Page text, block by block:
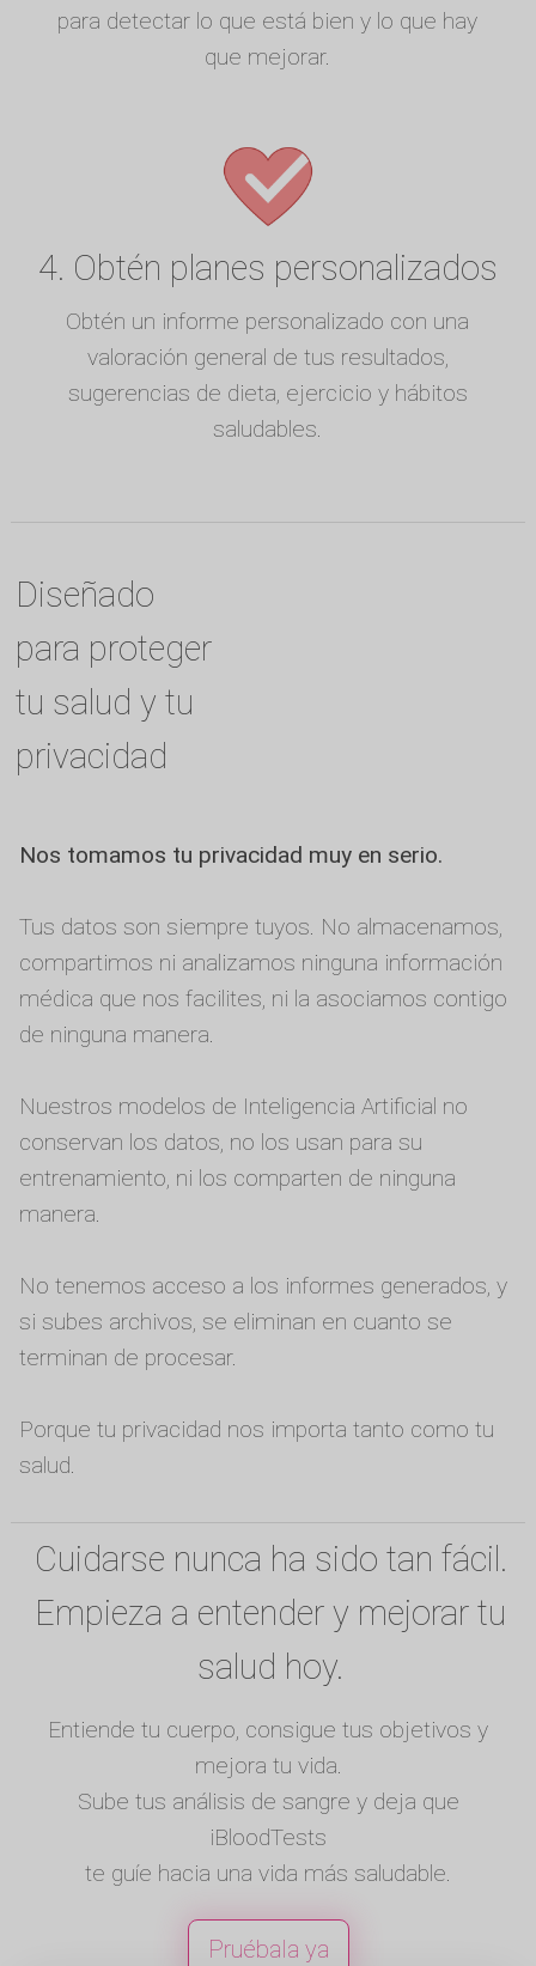
para detectar lo que está bien y lo que hay
que mejorar.
4. Obtén planes personalizados
Obtén un informe personalizado con una
valoración general de tus resultados,
sugerencias de dieta, ejercicio y hábitos
saludables.
Diseñado
para proteger
tu salud y tu
privacidad
Nos tomamos tu privacidad muy en serio.
Tus datos son siempre tuyos. No almacenamos,
compartimos ni analizamos ninguna información
médica que nos facilites, ni la asociamos contigo
de ninguna manera.
Nuestros modelos de Inteligencia Artificial no
conservan los datos, no los usan para su
entrenamiento, ni los comparten de ninguna
manera.
No tenemos acceso a los informes generados, y
si subes archivos, se eliminan en cuanto se
terminan de procesar.
Porque tu privacidad nos importa tanto como tu
salud.
Cuidarse nunca ha sido tan fácil.
Empieza a entender y mejorar tu
salud hoy.
Entiende tu cuerpo, consigue tus objetivos y
mejora tu vida.
Sube tus análisis de sangre y deja que
iBloodTests
te guíe hacia una vida más saludable.
Pruébala ya